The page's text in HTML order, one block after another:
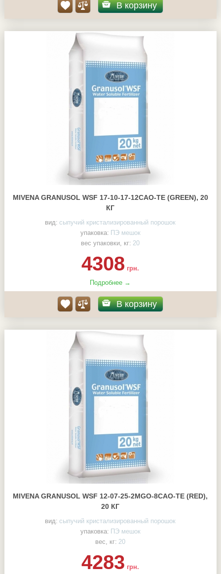
В корзину
MIVENA GRANUSOL WSF 17-10-17-12CAO-TE (GREEN), 20
КГ
вид: сыпучий кристализированный порошок
упаковка: ПЭ мешок
вес упаковки, кг: 20
4308 грн.
Подробнее →
В корзину
MIVENA GRANUSOL WSF 12-07-25-2MGO-8CAO-TE (RED),
20 КГ
вид: сыпучий кристализированный порошок
упаковка: ПЭ мешок
вес, кг: 20
4283 грн.